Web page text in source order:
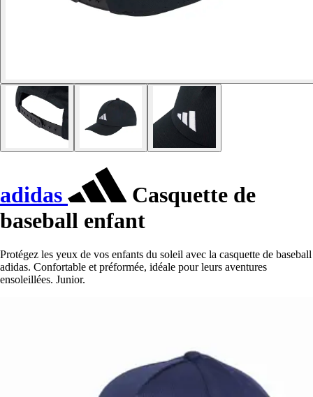
adidas
Casquette de
baseball enfant
Protégez les yeux de vos enfants du soleil avec la casquette de baseball
adidas. Confortable et préformée, idéale pour leurs aventures
ensoleillées. Junior.